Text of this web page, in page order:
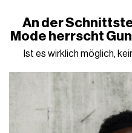
An der
Mode herrscht
Ist es wirklich möglich,